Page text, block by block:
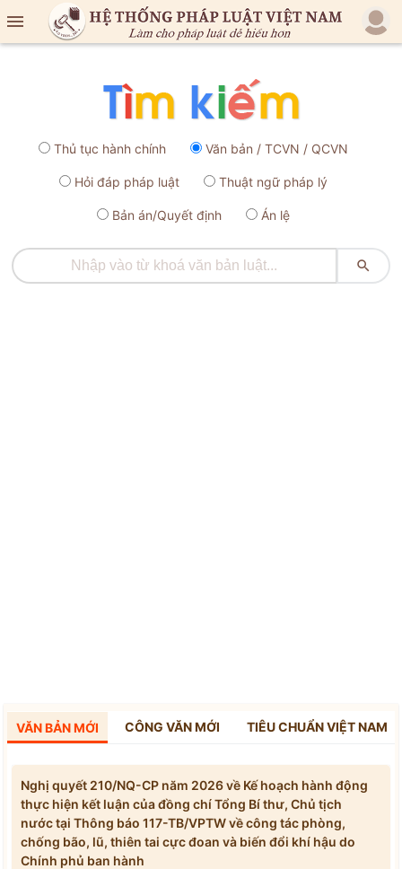

Thủ tục hành chính Văn bản / TCVN / QCVN
Hỏi đáp pháp luật Thuật ngữ pháp lý
Bản án/Quyết định Án lệ

VĂN BẢN MỚI CÔNG VĂN MỚI TIÊU CHUẨN VIỆT NAM
Nghị quyết 210/NQ-CP năm 2026 về Kế hoạch hành động
thực hiện kết luận của đồng chí Tổng Bí thư, Chủ tịch
nước tại Thông báo 117-TB/VPTW về công tác phòng,
chống bão, lũ, thiên tai cực đoan và biến đổi khí hậu do
Chính phủ ban hành